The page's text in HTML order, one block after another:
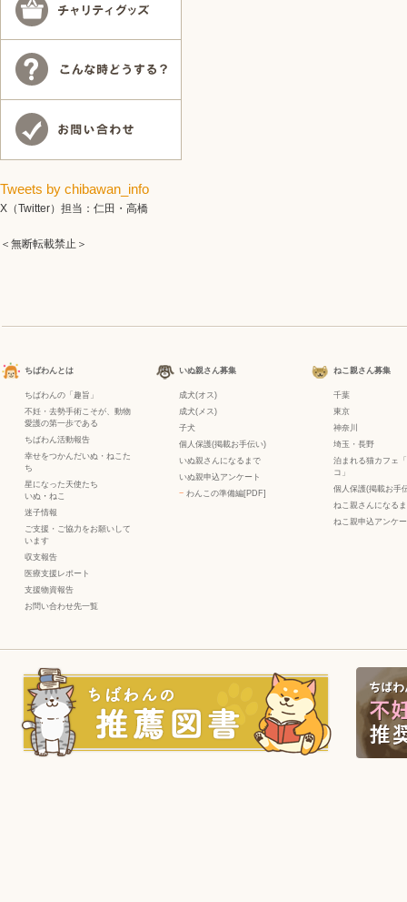
Tweets by chibawan_info
X（Twitter）担当：仁田・高橋
＜無断転載禁止＞
ちばわんとは
ちばわんの「趣旨」
不妊・去勢手術こそが、動物
愛護の第一歩である
ちばわん活動報告
幸せをつかんだいぬ・ねこた
ち
星になった天使たち
いぬ ・ ねこ
迷子情報
ご支援・ご協力をお願いして
います
収支報告
医療支援レポート
支援物資報告
お問い合わせ先一覧
いぬ親さん募集
成犬(オス)
成犬(メス)
子犬
個人保護(掲載お手伝い)
いぬ親さんになるまで
いぬ親申込アンケート
− わんこの準備編[PDF]
ねこ親さん募集
千葉
東京
神奈川
埼玉・長野
泊まれる猫カフェ
コ」
個人保護(掲載お手
ねこ親さんになる
ねこ親申込アンケ